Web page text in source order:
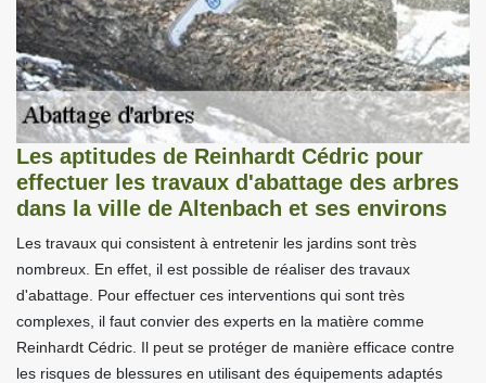
Les aptitudes de Reinhardt Cédric pour
effectuer les travaux d'abattage des arbres
dans la ville de Altenbach et ses environs
Les travaux qui consistent à entretenir les jardins sont très
nombreux. En effet, il est possible de réaliser des travaux
d'abattage. Pour effectuer ces interventions qui sont très
complexes, il faut convier des experts en la matière comme
Reinhardt Cédric. Il peut se protéger de manière efficace contre
les risques de blessures en utilisant des équipements adaptés